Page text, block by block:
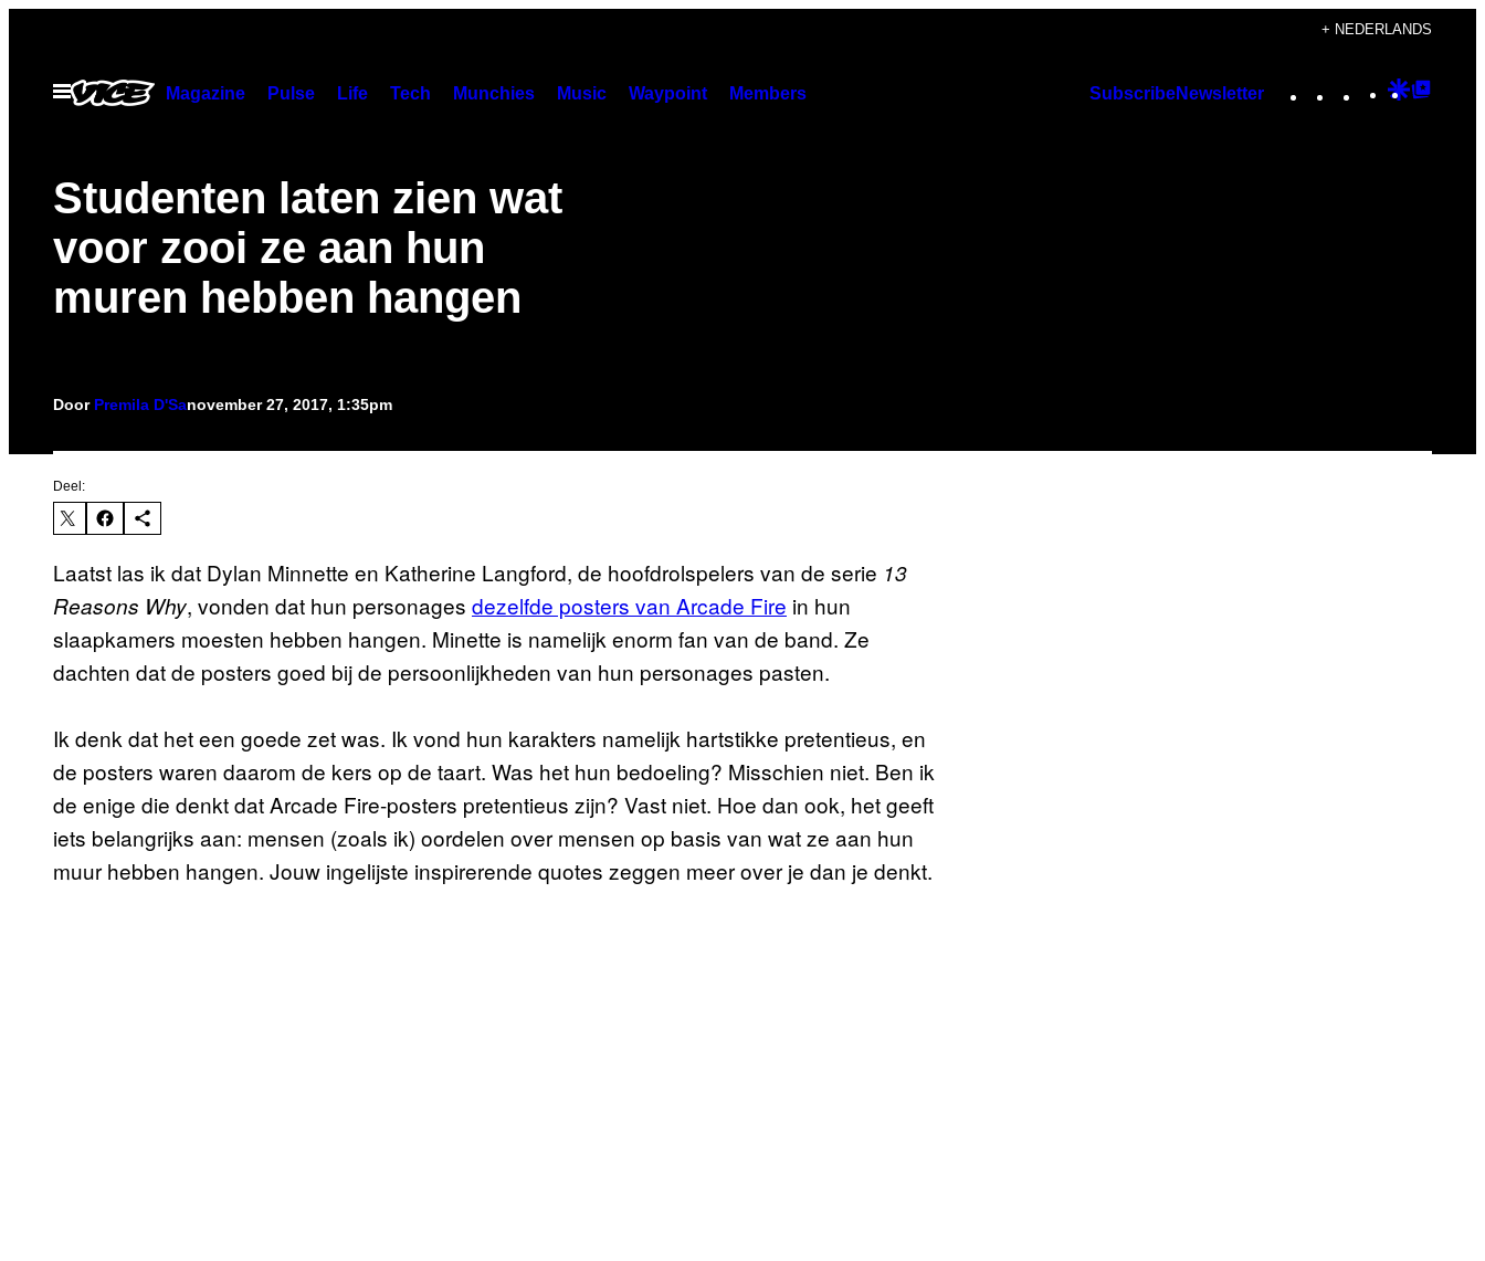
+ NEDERLANDS
Open
menu
Magazine Pulse Life Tech Munchies Music Waypoint Members SubscribeNewsletter Instagram
TikTok
YouTube
Google
Studenten laten zien wat
voor zooi ze aan hun
muren hebben hangen
Door Premila D'Sanovember 27, 2017, 1:35pm
Deel:
Laatst las ik dat Dylan Minnette en Katherine Langford, de hoofdrolspelers van de serie 13
Reasons Why, vonden dat hun personages dezelfde posters van Arcade Fire in hun
slaapkamers moesten hebben hangen. Minette is namelijk enorm fan van de band. Ze
dachten dat de posters goed bij de persoonlijkheden van hun personages pasten.
Ik denk dat het een goede zet was. Ik vond hun karakters namelijk hartstikke pretentieus, en
de posters waren daarom de kers op de taart. Was het hun bedoeling? Misschien niet. Ben ik
de enige die denkt dat Arcade Fire-posters pretentieus zijn? Vast niet. Hoe dan ook, het geeft
iets belangrijks aan: mensen (zoals ik) oordelen over mensen op basis van wat ze aan hun
muur hebben hangen. Jouw ingelijste inspirerende quotes zeggen meer over je dan je denkt.